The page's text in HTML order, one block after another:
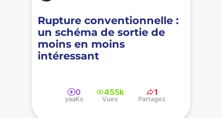
Rupture conventionnelle :
un schéma de sortie de
moins en moins
intéressant
0
yaaKs
455k
Vues
1
Partagez